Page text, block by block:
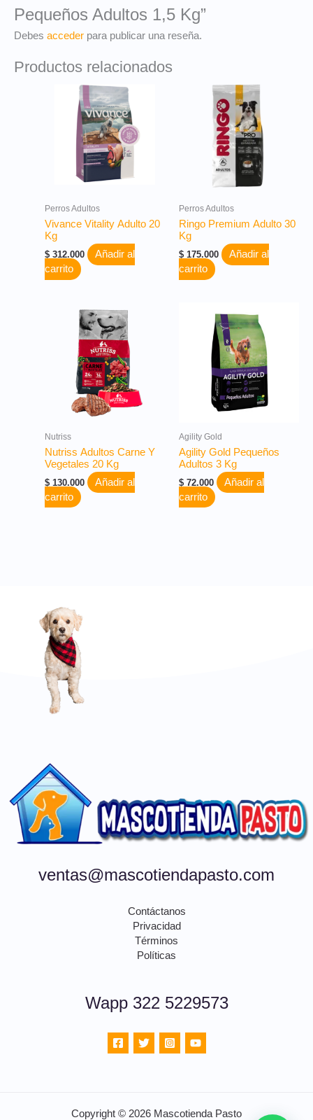
Pequeños Adultos 1,5 Kg”
Debes acceder para publicar una reseña.
Productos relacionados
Perros Adultos
Vivance Vitality Adulto 20
Kg
$312.000
Añadir al
carrito
Perros Adultos
Ringo Premium Adulto 30
Kg
$175.000
Añadir al
carrito
Nutriss
Nutriss Adultos Carne Y
Vegetales 20 Kg
$130.000
Añadir al
carrito
Agility Gold
Agility Gold Pequeños
Adultos 3 Kg
$72.000
Añadir al
carrito
ventas@mascotiendapasto.com
Contáctanos
Privacidad
Términos
Políticas
Wapp 322 5229573
Copyright © 2026 Mascotienda Pasto